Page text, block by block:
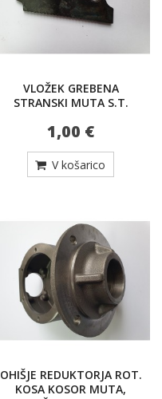
VLOŽEK GREBENA
STRANSKI MUTA S.T.
1,00 €
V košarico
OHIŠJE REDUKTORJA ROT.
KOSA KOSOR MUTA,